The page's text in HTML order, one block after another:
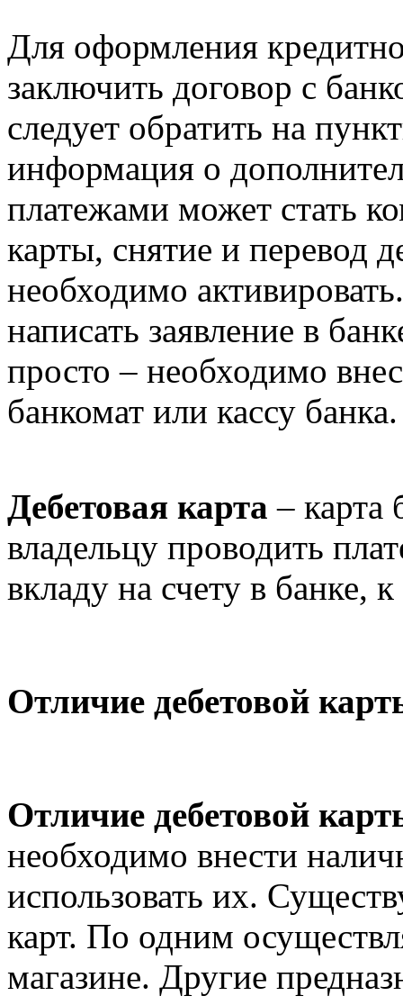
Для оформления
заключить договор с
следует обратить на
информация о
платежами может стать
карты, снятие и перевод
необходимо
написать заявление в
просто – необходимо
банкомат или кассу банка.
Дебетовая карта – карта
владельцу проводить
вкладу на счету в банке,
Отличие дебетовой
Отличие дебетовой
необходимо внести
использовать их.
карт. По одним
магазине. Другие